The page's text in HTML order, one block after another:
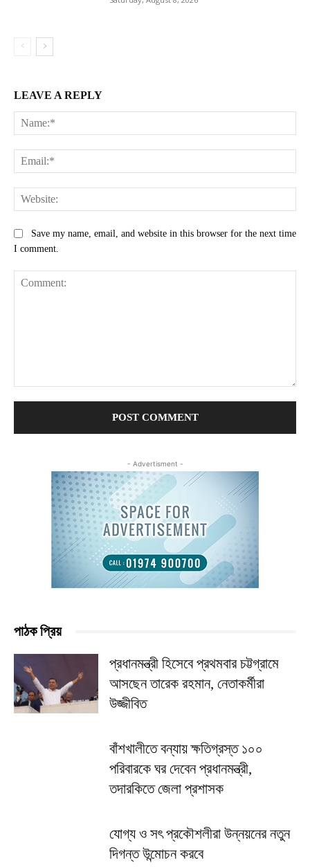
LEAVE A REPLY
Save my name, email, and website in this browser for the next time
I comment.
- Advertisment -
পাঠক প্রিয়
প্রধানমন্ত্রী হিসেবে প্রথমবার চট্টগ্রামে
আসছেন তারেক রহমান, নেতাকর্মীরা
উজ্জীবিত
বাঁশখালীতে বন্যায় ক্ষতিগ্রস্ত ১০০
পরিবারকে ঘর দেবেন প্রধানমন্ত্রী,
তদারকিতে জেলা প্রশাসক
যোগ্য ও সৎ প্রকৌশলীরা উন্নয়নের নতুন
দিগন্ত উন্মোচন করবে